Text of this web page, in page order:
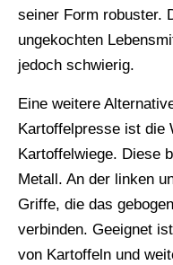
seiner Form robuster.
ungekochten
jedoch schwierig.
Eine weitere
Kartoffelpresse ist die
Kartoffelwiege. Diese
Metall. An der linken
Griffe, die das
verbinden. Geeignet
von Kartoffeln und